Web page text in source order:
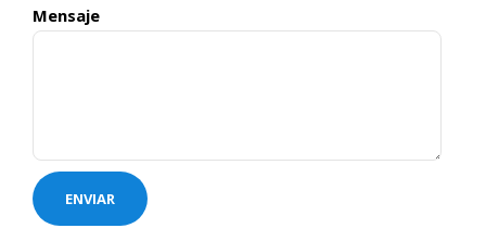
Mensaje